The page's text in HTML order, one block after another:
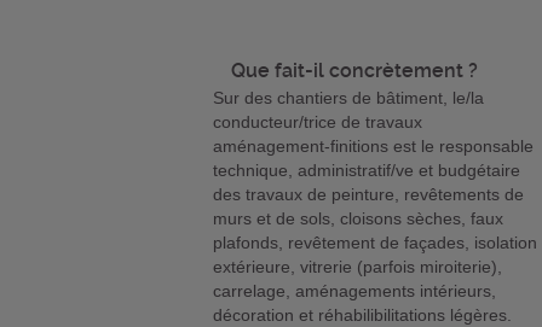
Que fait-il concrètement ?
Sur des chantiers de bâtiment, le/la
conducteur/trice de travaux
aménagement-finitions est le responsable
technique, administratif/ve et budgétaire
des travaux de peinture, revêtements de
murs et de sols, cloisons sèches, faux
plafonds, revêtement de façades, isolation
extérieure, vitrerie (parfois miroiterie),
carrelage, aménagements intérieurs,
décoration et réhabilibilitations légères.